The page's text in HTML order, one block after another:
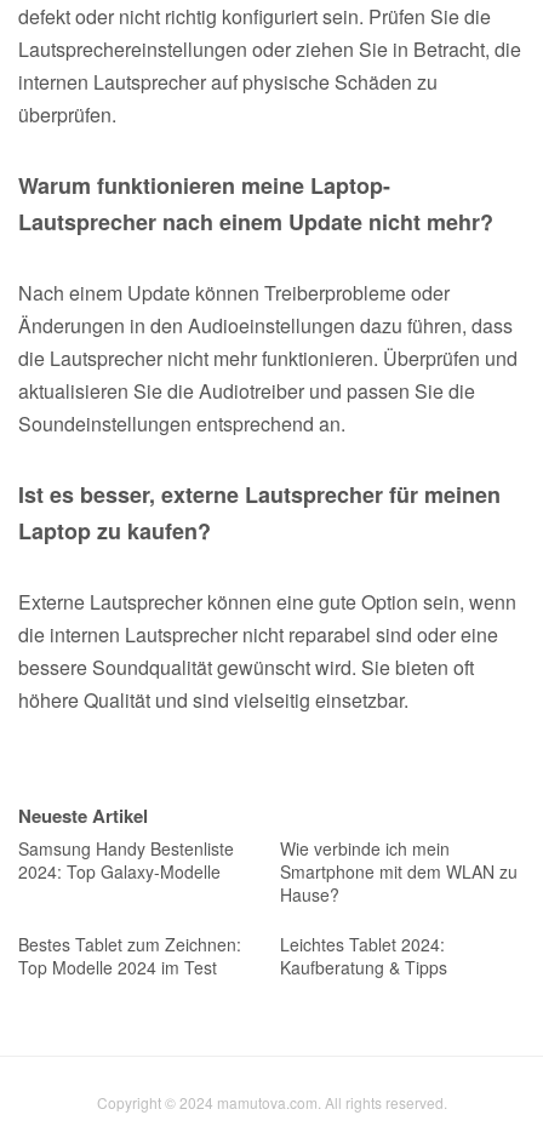
defekt oder nicht richtig konfiguriert sein. Prüfen Sie die
Lautsprechereinstellungen oder ziehen Sie in Betracht, die
internen Lautsprecher auf physische Schäden zu
überprüfen.
Warum funktionieren meine Laptop-
Lautsprecher nach einem Update nicht mehr?
Nach einem Update können Treiberprobleme oder
Änderungen in den Audioeinstellungen dazu führen, dass
die Lautsprecher nicht mehr funktionieren. Überprüfen und
aktualisieren Sie die Audiotreiber und passen Sie die
Soundeinstellungen entsprechend an.
Ist es besser, externe Lautsprecher für meinen
Laptop zu kaufen?
Externe Lautsprecher können eine gute Option sein, wenn
die internen Lautsprecher nicht reparabel sind oder eine
bessere Soundqualität gewünscht wird. Sie bieten oft
höhere Qualität und sind vielseitig einsetzbar.
Neueste Artikel
Samsung Handy Bestenliste
2024: Top Galaxy-Modelle
Wie verbinde ich mein
Smartphone mit dem WLAN zu
Hause?
Bestes Tablet zum Zeichnen:
Top Modelle 2024 im Test
Leichtes Tablet 2024:
Kaufberatung & Tipps
Copyright © 2024 mamutova.com. All rights reserved.